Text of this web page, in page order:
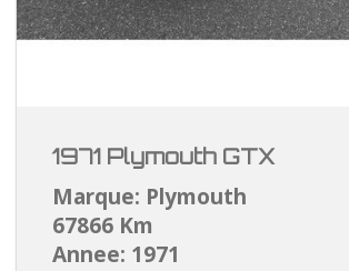
1971 Plymouth GTX
Marque: Plymouth
67866 Km
Annee: 1971